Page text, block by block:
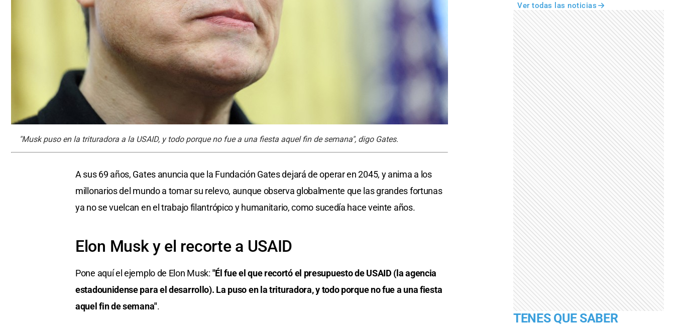
"Musk puso en la trituradora a la USAID, y todo porque no fue a una fiesta aquel fin de semana", digo Gates.
A sus 69 años, Gates anuncia que la Fundación Gates dejará de operar en 2045, y anima a los
millonarios del mundo a tomar su relevo, aunque observa globalmente que las grandes fortunas
ya no se vuelcan en el trabajo filantrópico y humanitario, como sucedía hace veinte años.
Elon Musk y el recorte a USAID
Pone aquí el ejemplo de Elon Musk: "Él fue el que recortó el presupuesto de USAID (la agencia
estadounidense para el desarrollo). La puso en la trituradora, y todo porque no fue a una fiesta
aquel fin de semana".
Ver todas las noticias
TENES QUE SABER